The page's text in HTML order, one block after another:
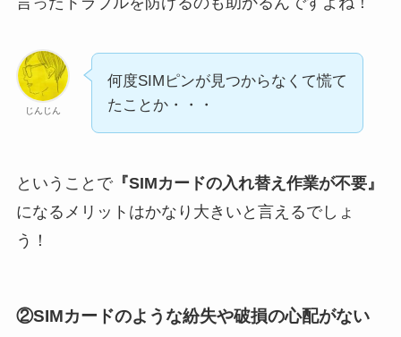
じんじん
何度SIMピンが見つからなくて慌て
たことか・・・
ということで『SIMカードの入れ替え作業が不要』
になるメリットはかなり大きいと言えるでしょ
う！
②SIMカードのような紛失や破損の心配がない